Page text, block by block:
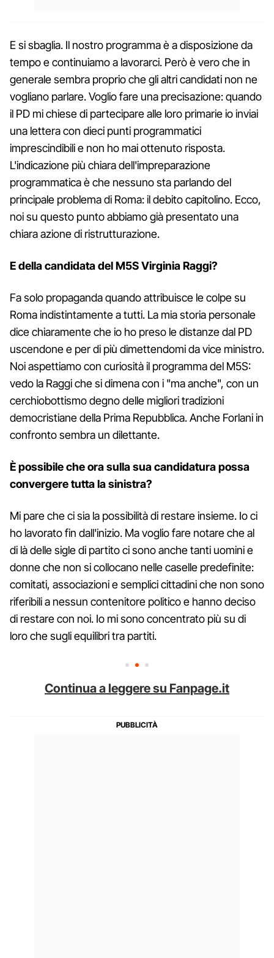
E si sbaglia. Il nostro programma è a disposizione da
tempo e continuiamo a lavorarci. Però è vero che in
generale sembra proprio che gli altri candidati non ne
vogliano parlare. Voglio fare una precisazione: quando
il PD mi chiese di partecipare alle loro primarie io inviai
una lettera con dieci punti programmatici
imprescindibili e non ho mai ottenuto risposta.
L'indicazione più chiara dell'impreparazione
programmatica è che nessuno sta parlando del
principale problema di Roma: il debito capitolino. Ecco,
noi su questo punto abbiamo già presentato una
chiara azione di ristrutturazione.
E della candidata del M5S Virginia Raggi?
Fa solo propaganda quando attribuisce le colpe su
Roma indistintamente a tutti. La mia storia personale
dice chiaramente che io ho preso le distanze dal PD
uscendone e per di più dimettendomi da vice ministro.
Noi aspettiamo con curiosità il programma del M5S:
vedo la Raggi che si dimena con i "ma anche", con un
cerchiobottismo degno delle migliori tradizioni
democristiane della Prima Repubblica. Anche Forlani in
confronto sembra un dilettante.
È possibile che ora sulla sua candidatura possa
convergere tutta la sinistra?
Mi pare che ci sia la possibilità di restare insieme. Io ci
ho lavorato fin dall'inizio. Ma voglio fare notare che al
di là delle sigle di partito ci sono anche tanti uomini e
donne che non si collocano nelle caselle predefinite:
comitati, associazioni e semplici cittadini che non sono
riferibili a nessun contenitore politico e hanno deciso
di restare con noi. Io mi sono concentrato più su di
loro che sugli equilibri tra partiti.
Continua a leggere su Fanpage.it